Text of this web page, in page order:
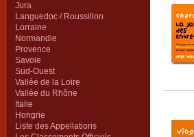
Jura
Languedoc / Roussillon
Lorraine
Normandie
Provence
Savoie
Sud-Ouest
Vallée de la Loire
Vallée du Rhône
Italie
Hongrie
Liste des Appellations